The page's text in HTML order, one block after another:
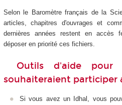
Selon le Baromètre français de la
articles, chapitres d'ouvrages et
dernières années restent en accès
déposer en priorité ces fichiers.
Outils d'aide pour
souhaiteraient participer
Si vous avez un Idhal, vous